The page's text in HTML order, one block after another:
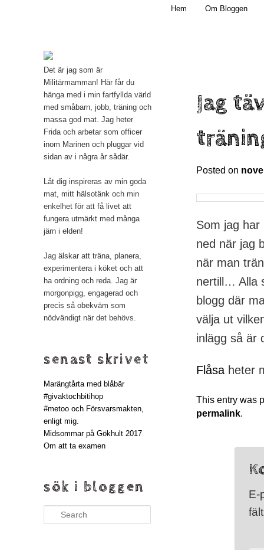
Mamma, militär och märkbart obekväm
Hem Om Bloggen
Jag
Posted on
Som jag
ned när jag
när man
nertill… Alla
blogg där
välja ut
inlägg så är
Flåsa heter
This entry was
permalink.
E-
Det är jag som är
Militärmamman! Här får du
hänga med i min fartfyllda värld
med småbarn, jobb, träning och
massa god mat. Jag heter
Frida och arbetar som officer
inom Marinen och pluggar vid
sidan av i några år sådär.
Låt dig inspireras av min goda
mat, mitt hälsotänk och min
enkelhet för att få livet att
fungera utmärkt med många
järn i elden!
Jag älskar att träna, planera,
experimentera i köket och att
ha ordning och reda. Jag är
morgonpigg, engagerad och
precis så obekväm som
nödvändigt när det behövs.
senast skrivet
Marängtårta med blåbär
#givaktochbitihop
#metoo och Försvarsmakten,
enligt mig.
Midsommar på Gökhult 2017
Om att ta examen
sök i bloggen
Search